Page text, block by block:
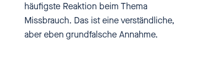
Nadia Kalouli[00:00:40] Meine
beiden Gäste heute haben
einiges gemeinsam: Sie haben
häufigste Reaktion beim Thema
Missbrauch. Das ist eine verständliche,
aber eben grundfalsche Annahme.